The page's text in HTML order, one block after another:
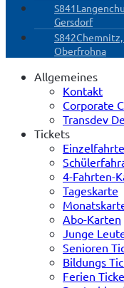
S841
Gersdorf
S842
Oberfrohna
Allgemeines
Kontakt
Corporate
Transdev
Tickets
4-Fahrten-
Tageskarte
Abo-Karten
Junge
Senioren
Bildungs
Ferien